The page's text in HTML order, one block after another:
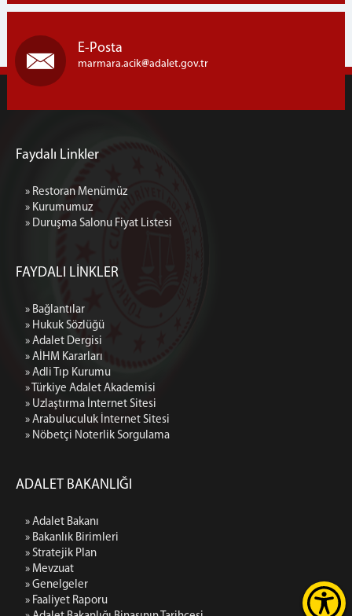
E-Posta
marmara.acik adalet.gov.tr
Faydalı Linkler
» Restoran Menümüz
» Kurumumuz
» Duruşma Salonu Fiyat Listesi
FAYDALI LİNKLER
» Bağlantılar
» Hukuk Sözlüğü
» Adalet Dergisi
» AİHM Kararları
» Adli Tıp Kurumu
» Türkiye Adalet Akademisi
» Uzlaştırma İnternet Sitesi
» Arabuluculuk İnternet Sitesi
» Nöbetçi Noterlik Sorgulama
ADALET BAKANLIĞI
» Adalet Bakanı
» Bakanlık Birimleri
» Stratejik Plan
» Mevzuat
» Genelgeler
» Faaliyet Raporu